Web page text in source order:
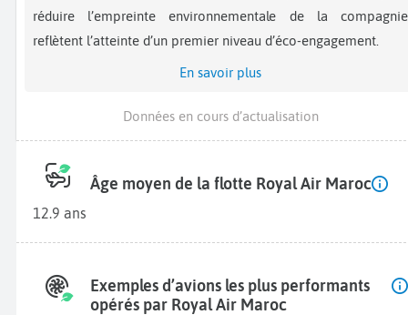
réduire l’empreinte environnementale de la compagnie
reflètent l’atteinte d’un premier niveau d’éco-engagement.
En savoir plus
Données en cours d’actualisation
Âge moyen de la flotte Royal Air Maroc
12.9 ans
Exemples d’avions les plus performants
opérés par Royal Air Maroc